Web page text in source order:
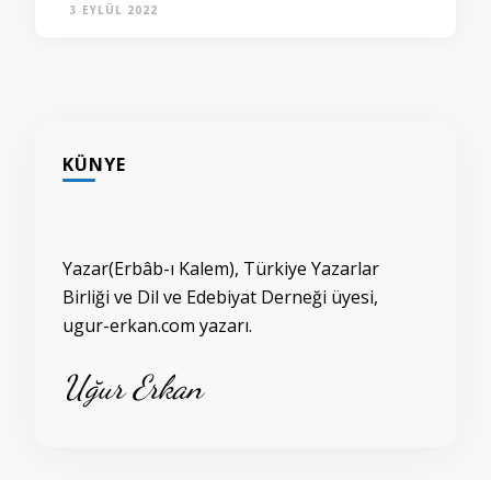
3 EYLÜL 2022
KÜNYE
Yazar(Erbâb-ı Kalem), Türkiye Yazarlar
Birliği ve Dil ve Edebiyat Derneği üyesi,
ugur-erkan.com yazarı.
Uğur Erkan